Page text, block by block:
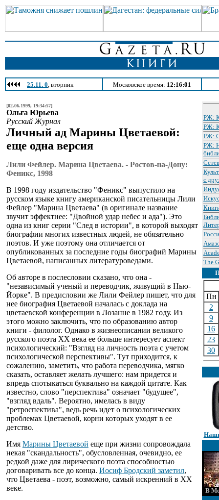
25.11. 0, вторник Московское время: 12:16:01
[02.06.1999, 19:34:57]
Ольга Юрьева
Русский Журнал
Личный ад Марины Цветаевой:
еще одна версия
Лили Фейлер. Марина Цветаева. - Ростов-на-Дону:
Феникс, 1998
В 1998 году издательство "Феникс" выпустило на
русском языке книгу американской писательницы Лили
Фейлер "Марина Цветаева" (в оригинале название
звучит эффектнее: "Двойной удар небес и ада"). Это
одна из книг серии "След в истории", в которой выходят
биографии многих известных людей, не обязательно
поэтов. И уже поэтому она отличается от
опубликованных за последние годы биографий Марины
Цветаевой, написанных литературоведами.
Об авторе в послесловии сказано, что она -
"независимый ученый и переводчик, живущий в Нью-
Йорке". В предисловии же Лили Фейлер пишет, что для
нее биография Цветаевой началась с доклада на
цветаевской конференции в Лозанне в 1982 году. Из
этого можно заключить, что по образованию автор
книги - филолог. Однако в жизнеописании великого
русского поэта ХХ века ее больше интересует аспект
психологический: "Взгляд на личность поэта с учетом
психологической перспективы". Тут приходится, к
сожалению, заметить, что работа переводчика, мягко
сказать, оставляет желать лучшего: нам придется и
впредь спотыкаться буквально на каждой цитате. Как
известно, слово "перспектива" означает "будущее",
"взгляд вдаль". Вероятно, имелась в виду
"ретроспектива", ведь речь идет о психологических
проблемах Цветаевой, корни которых уходят в ее
детство.
Имя Марины Цветаевой еще при жизни сопровождала
некая "скандальность", обусловленная, очевидно, ее
редкой даже для лирического поэта способностью
договаривать все до конца. Иосиф Бродский заметил,
что Цветаева - поэт, возможно, самый искренний в ХХ
веке.
РЖ:
РЖ:
РЖ:
РЖ:
с
The
Пн
2
9
16
23
30
В